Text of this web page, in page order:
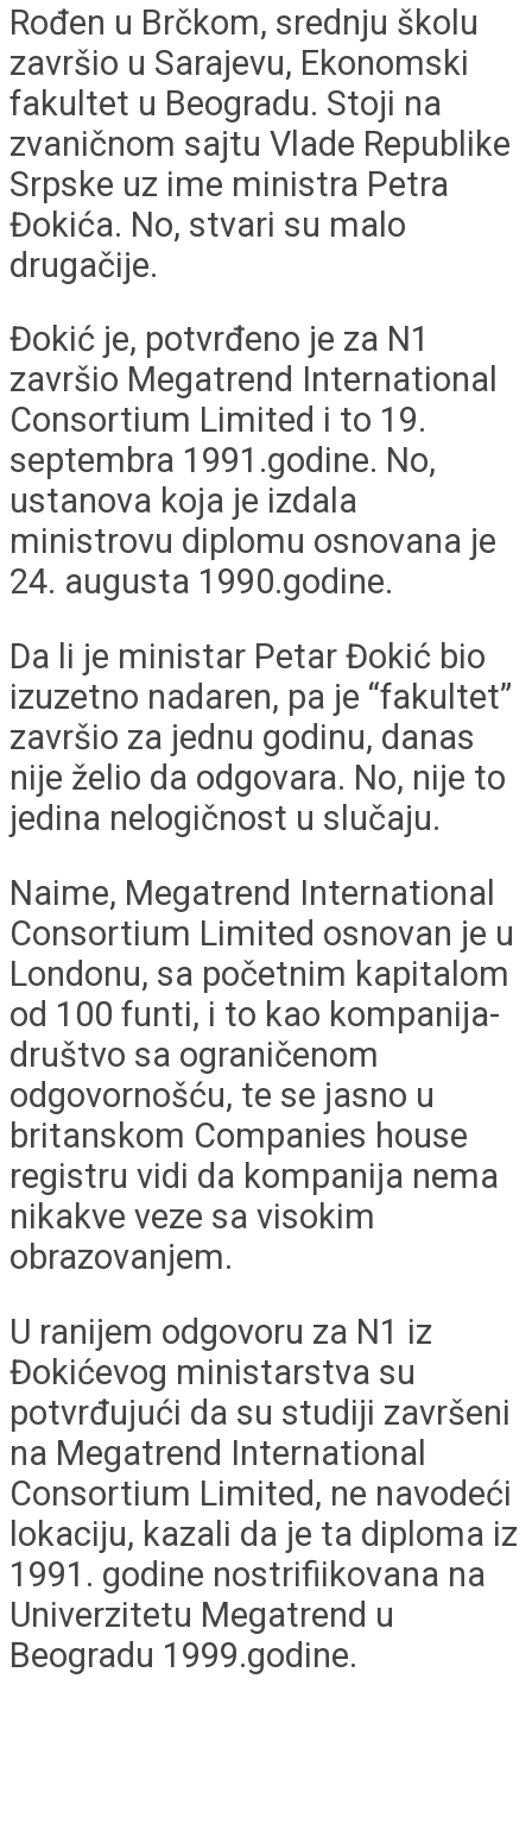
Rođen u Brčkom, srednju školu
završio u Sarajevu, Ekonomski
fakultet u Beogradu. Stoji na
zvaničnom sajtu Vlade Republike
Srpske uz ime ministra Petra
Đokića. No, stvari su malo
drugačije.
Đokić je, potvrđeno je za N1
završio Megatrend International
Consortium Limited i to 19.
septembra 1991.godine. No,
ustanova koja je izdala
ministrovu diplomu osnovana je
24. augusta 1990.godine.
Da li je ministar Petar Đokić bio
izuzetno nadaren, pa je “fakultet”
završio za jednu godinu, danas
nije želio da odgovara. No, nije to
jedina nelogičnost u slučaju.
Naime, Megatrend International
Consortium Limited osnovan je u
Londonu, sa početnim kapitalom
od 100 funti, i to kao kompanija-
društvo sa ograničenom
odgovornošću, te se jasno u
britanskom Companies house
registru vidi da kompanija nema
nikakve veze sa visokim
obrazovanjem.
U ranijem odgovoru za N1 iz
Đokićevog ministarstva su
potvrđujući da su studiji završeni
na Megatrend International
Consortium Limited, ne navodeći
lokaciju, kazali da je ta diploma iz
1991. godine nostrifiikovana na
Univerzitetu Megatrend u
Beogradu 1999.godine.